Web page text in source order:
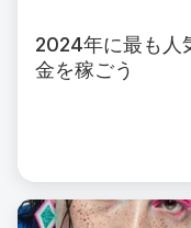
2024年に最も人
金を稼ごう